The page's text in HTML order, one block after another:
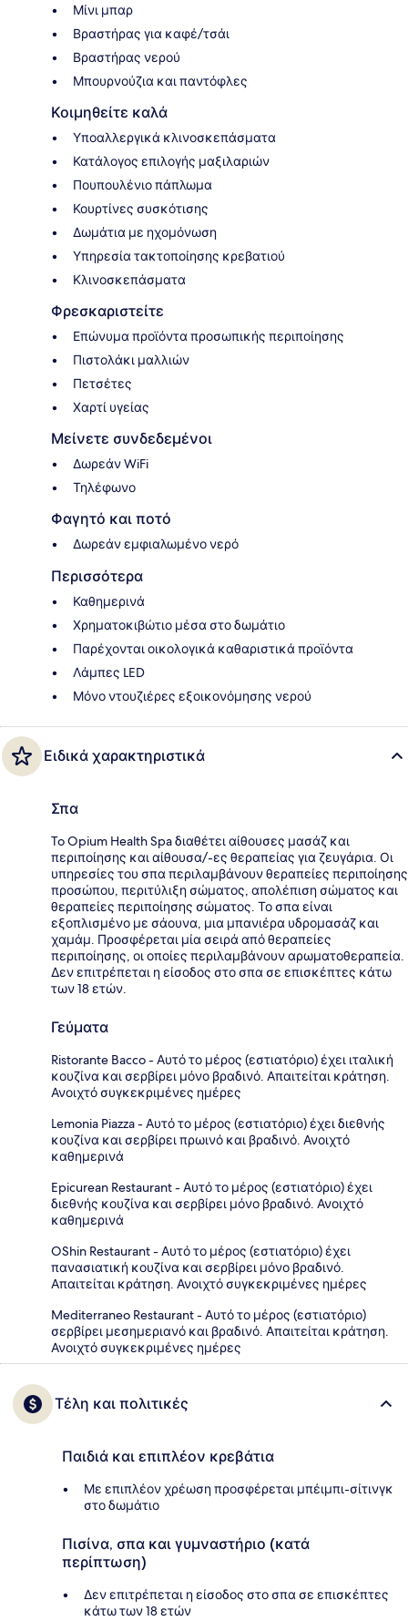
Μίνι μπαρ
Βραστήρας για καφέ/τσάι
Βραστήρας νερού
Μπουρνούζια και παντόφλες
Κοιμηθείτε καλά
Υποαλλεργικά κλινοσκεπάσματα
Κατάλογος επιλογής μαξιλαριών
Πουπουλένιο πάπλωμα
Κουρτίνες συσκότισης
Δωμάτια με ηχομόνωση
Υπηρεσία τακτοποίησης κρεβατιού
Κλινοσκεπάσματα
Φρεσκαριστείτε
Επώνυμα προϊόντα προσωπικής περιποίησης
Πιστολάκι μαλλιών
Πετσέτες
Χαρτί υγείας
Μείνετε συνδεδεμένοι
Δωρεάν WiFi
Τηλέφωνο
Φαγητό και ποτό
Δωρεάν εμφιαλωμένο νερό
Περισσότερα
Καθημερινά
Χρηματοκιβώτιο μέσα στο δωμάτιο
Παρέχονται οικολογικά καθαριστικά προϊόντα
Λάμπες LED
Μόνο ντουζιέρες εξοικονόμησης νερού
Ειδικά χαρακτηριστικά
Σπα
To Opium Health Spa διαθέτει αίθουσες μασάζ και
περιποίησης και αίθουσα/-ες θεραπείας για ζευγάρια. Οι
υπηρεσίες του σπα περιλαμβάνουν θεραπείες περιποίησης
προσώπου, περιτύλιξη σώματος, απολέπιση σώματος και
θεραπείες περιποίησης σώματος. Το σπα είναι
εξοπλισμένο με σάουνα, μια μπανιέρα υδρομασάζ και
χαμάμ. Προσφέρεται μία σειρά από θεραπείες
περιποίησης, οι οποίες περιλαμβάνουν αρωματοθεραπεία.
Δεν επιτρέπεται η είσοδος στο σπα σε επισκέπτες κάτω
των 18 ετών.
Γεύματα
Ristorante Bacco - Αυτό το μέρος (εστιατόριο) έχει ιταλική
κουζίνα και σερβίρει μόνο βραδινό. Απαιτείται κράτηση.
Ανοιχτό συγκεκριμένες ημέρες
Lemonia Piazza - Αυτό το μέρος (εστιατόριο) έχει διεθνής
κουζίνα και σερβίρει πρωινό και βραδινό. Ανοιχτό
καθημερινά
Epicurean Restaurant - Αυτό το μέρος (εστιατόριο) έχει
διεθνής κουζίνα και σερβίρει μόνο βραδινό. Ανοιχτό
καθημερινά
OShin Restaurant - Αυτό το μέρος (εστιατόριο) έχει
πανασιατική κουζίνα και σερβίρει μόνο βραδινό.
Απαιτείται κράτηση. Ανοιχτό συγκεκριμένες ημέρες
Mediterraneo Restaurant - Αυτό το μέρος (εστιατόριο)
σερβίρει μεσημεριανό και βραδινό. Απαιτείται κράτηση.
Ανοιχτό συγκεκριμένες ημέρες
Τέλη και πολιτικές
Παιδιά και επιπλέον κρεβάτια
Με επιπλέον χρέωση προσφέρεται μπέιμπι-σίτινγκ
στο δωμάτιο
Πισίνα, σπα και γυμναστήριο (κατά
περίπτωση)
Δεν επιτρέπεται η είσοδος στο σπα σε επισκέπτες
κάτω των 18 ετών